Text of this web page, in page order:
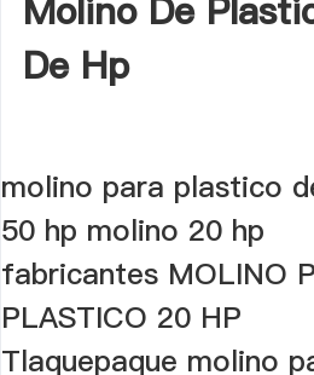
Molino De
De Hp
molino para plastico
50 hp molino 20 hp
fabricantes MOLINO
PLASTICO 20 HP
Tlaquepaque molino